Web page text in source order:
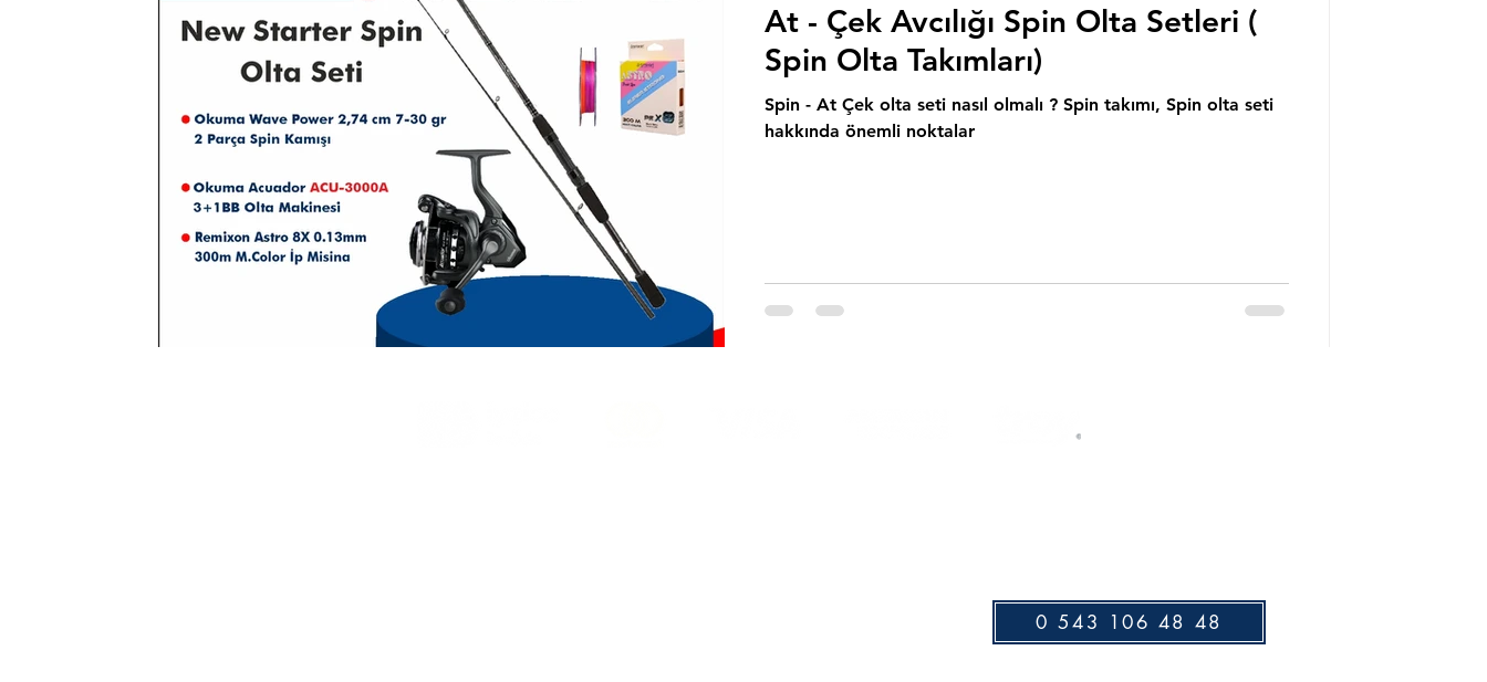
At - Çek Avcılığı Spin Olta Setleri (
Spin Olta Takımları)
Spin - At Çek olta seti nasıl olmalı ? Spin takımı, Spin olta seti
hakkında önemli noktalar
0 543 106 48 48